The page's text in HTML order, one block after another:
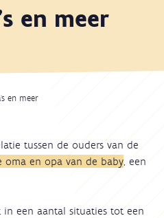
en meer
en meer
tussen de ouders van de
oma en opa van de baby , een
een aantal situaties tot een